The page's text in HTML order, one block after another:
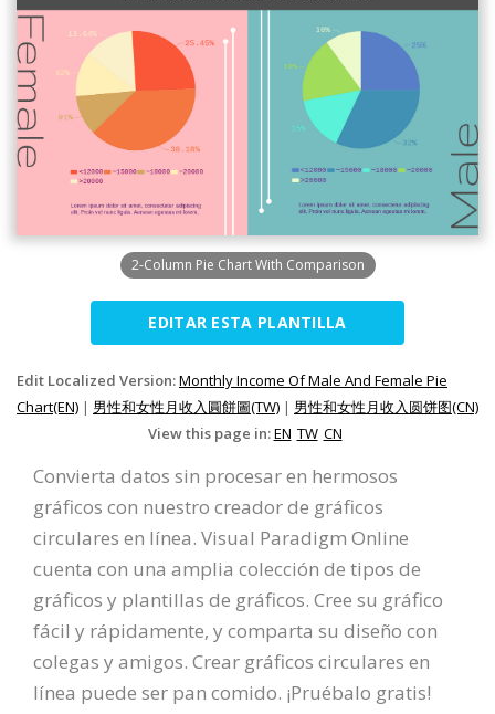
2-Column Pie Chart With Comparison
EDITAR ESTA PLANTILLA
Edit Localized Version:Monthly Income Of Male And Female Pie
Chart(EN) | 男性和女性月收入圓餅圖(TW) | 男性和女性月收入圆饼图(CN)
View this page in:EN TW CN
Convierta datos sin procesar en hermosos
gráficos con nuestro creador de gráficos
circulares en línea. Visual Paradigm Online
cuenta con una amplia colección de tipos de
gráficos y plantillas de gráficos. Cree su gráfico
fácil y rápidamente, y comparta su diseño con
colegas y amigos. Crear gráficos circulares en
línea puede ser pan comido. ¡Pruébalo gratis!